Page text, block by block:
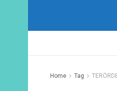
Home Tag